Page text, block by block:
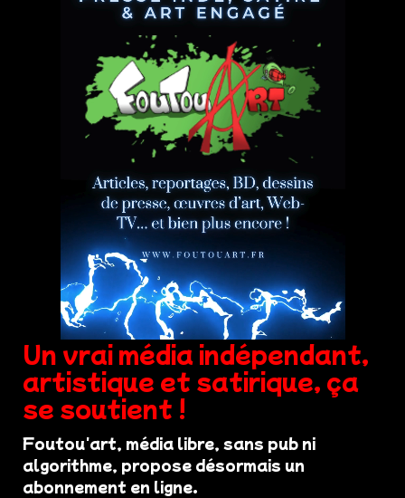
Un vrai média indépendant,
artistique et satirique, ça
se soutient !
Foutou'art, média libre, sans pub ni
algorithme, propose désormais un
abonnement en ligne.